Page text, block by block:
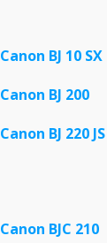
Canon BJ 10 SX
Canon BJ 200
Canon BJ 220 JS
Canon BJC 210